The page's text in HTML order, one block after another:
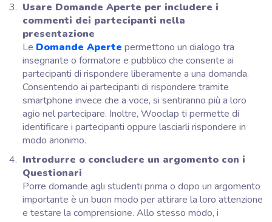
Usare Domande Aperte per includere i
commenti dei partecipanti nella
presentazione
Le Domande Aperte permettono un dialogo tra
insegnante o formatore e pubblico che consente ai
partecipanti di rispondere liberamente a una domanda.
Consentendo ai partecipanti di rispondere tramite
smartphone invece che a voce, si sentiranno più a loro
agio nel partecipare. Inoltre, Wooclap ti permette di
identificare i partecipanti oppure lasciarli rispondere in
modo anonimo.
Introdurre o concludere un argomento con i
Questionari
Porre domande agli studenti prima o dopo un argomento
importante è un buon modo per attirare la loro attenzione
e testare la comprensione. Allo stesso modo, i